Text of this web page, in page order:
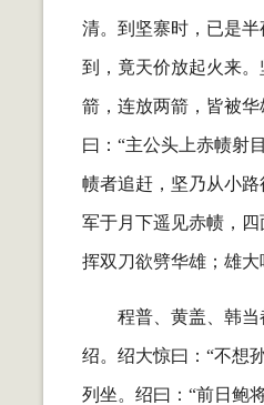
清。到坚寨时，已是
到，竟天价放起火来
箭，连放两箭，皆被
曰：“主公头上赤帻射
帻者追赶，坚乃从小
军于月下遥见赤帻，
挥双刀欲劈华雄；雄大
程普、黄盖、韩
绍。绍大惊曰：“不想
列坐。绍曰：“前日鲍